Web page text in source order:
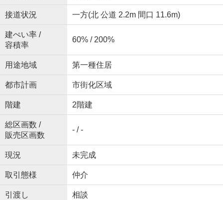
接道状況 一方(北 公道 2.2m 間口 11.6m)
建ぺい率 /
容積率
60% / 200%
用途地域 第一種住居
都市計画 市街化区域
階建 2階建
総区画数 /
販売区画数
- / -
現況 未完成
取引態様 仲介
引渡し 相談